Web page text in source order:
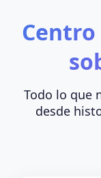
Todo lo que
desde